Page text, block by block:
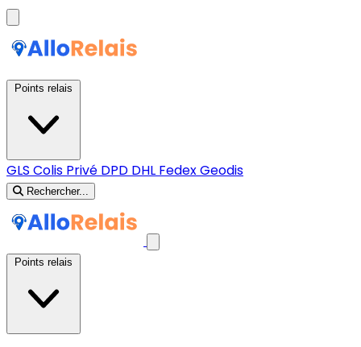
GLS Colis Privé DPD DHL FedexGeodis
Rechercher...